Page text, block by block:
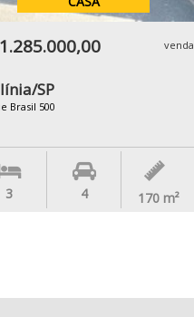
venda
SP
Brasil 500
3 4 170 m²